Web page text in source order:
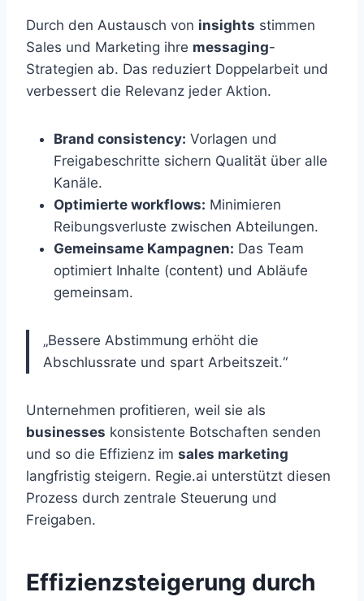
Durch den Austausch von insights stimmen
Sales und Marketing ihre messaging-
Strategien ab. Das reduziert Doppelarbeit und
verbessert die Relevanz jeder Aktion.
Brand consistency: Vorlagen und
Freigabeschritte sichern Qualität über alle
Kanäle.
Optimierte workflows: Minimieren
Reibungsverluste zwischen Abteilungen.
Gemeinsame Kampagnen: Das Team
optimiert Inhalte (content) und Abläufe
gemeinsam.
„Bessere Abstimmung erhöht die
Abschlussrate und spart Arbeitszeit.“
Unternehmen profitieren, weil sie als
businesses konsistente Botschaften senden
und so die Effizienz im sales marketing
langfristig steigern. Regie.ai unterstützt diesen
Prozess durch zentrale Steuerung und
Freigaben.
Effizienzsteigerung durch